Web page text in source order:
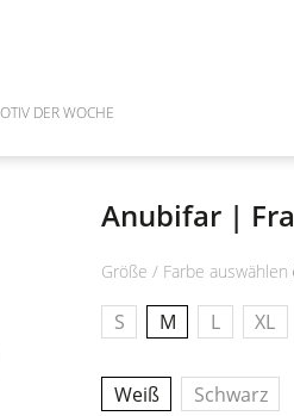
DER WOCHE
Anubifar |
Größe / Farbe auswählen
S M L XL
Weiß Schwarz